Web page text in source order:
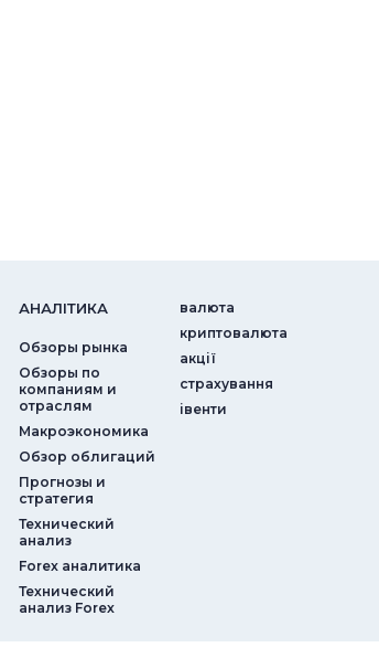
АНАЛIТИКА
Обзоры рынка
Обзоры по
компаниям и
отраслям
Макроэкономика
Обзор облигаций
Прогнозы и
стратегия
Технический
анализ
Forex аналитика
Технический
анализ Forex
валюта
криптовалюта
акції
страхування
iвенти